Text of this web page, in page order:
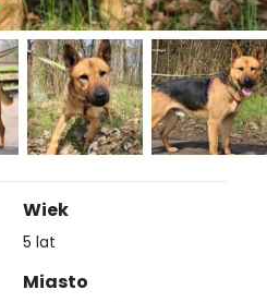
Wiek
5 lat
Miasto